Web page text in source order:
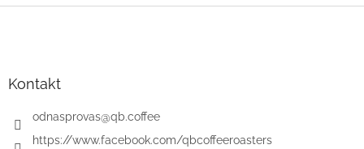
Kontakt
odnasprovas@qb.coffee
https://www.facebook.com/qbcoffeeroasters